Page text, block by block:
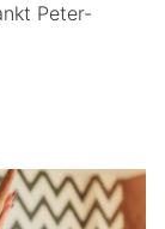
Peter-